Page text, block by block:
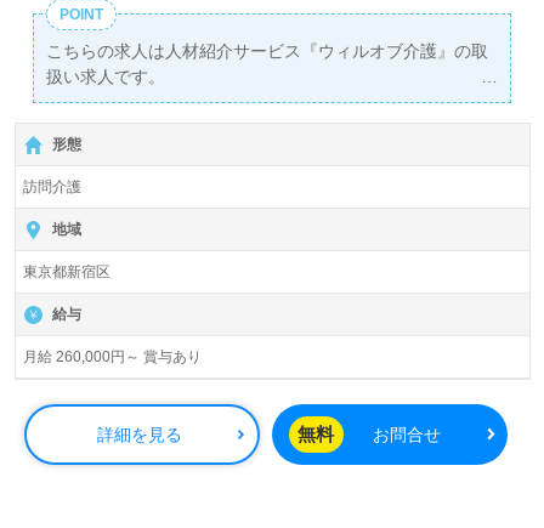
POINT
こちらの求人は人材紹介サービス『ウィルオブ介護』の取
扱い求人です。
詳細に関してお気軽にご相談ください♪
【無料】で皆さんの転職活動をサポートいたします。
形態
訪問介護
地域
東京都新宿区
給与
月給 260,000円～ 賞与あり
詳細を見る 無料 お問合せ